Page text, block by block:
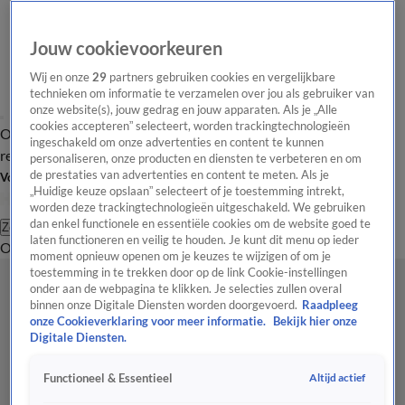
Overzicht Laatste nieuws Regionieuws Het beste van Hart
Tip de
redactie
Volg Hart van Nederland
Zoeken
OverzichtRegioUitzendingenWeerTip de redactiePanelVideo's
Jouw cookievoorkeuren
Wij en onze29 partners gebruiken cookies en vergelijkbare
technieken om informatie te verzamelen over jou als gebruiker van
onze website(s), jouw gedrag en jouw apparaten. Als je „Alle
cookies accepteren” selecteert, worden trackingtechnologieën
ingeschakeld om onze advertenties en content te kunnen
personaliseren, onze producten en diensten te verbeteren en om
de prestaties van advertenties en content te meten. Als je
„Huidige keuze opslaan” selecteert of je toestemming intrekt,
worden deze trackingtechnologieën uitgeschakeld. We gebruiken
dan enkel functionele en essentiële cookies om de website goed te
laten functioneren en veilig te houden. Je kunt dit menu op ieder
moment opnieuw openen om je keuzes te wijzigen of om je
toestemming in te trekken door op de link Cookie-instellingen
onder aan de webpagina te klikken. Je selecties zullen overal
binnen onze Digitale Diensten worden doorgevoerd. Raadpleeg
onze Cookieverklaring voor meer informatie.
Bekijk hier onze
Digitale Diensten.
Functioneel & Essentieel Altijd actief